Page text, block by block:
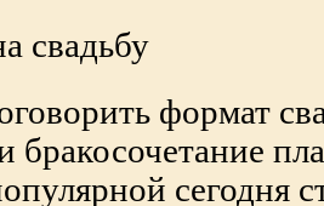
формат
бракосочетание
сегодня